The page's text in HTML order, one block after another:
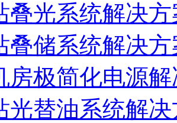
叠光系统解决方
叠储系统解决方
房极简化电源
光替油系统解